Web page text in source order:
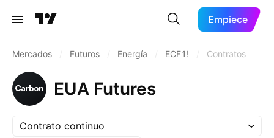
Empiece
Mercados Futuros Energía ECF1! Contratos
EUA Futures
Contrato continuo